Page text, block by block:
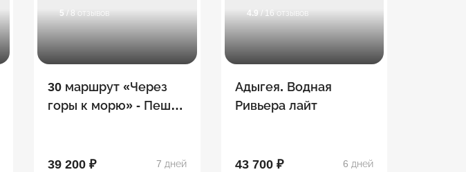
5 / 8 отзывов
30 маршрут «Через
горы к морю» - Пеший
39 200 ₽ 7 дней
4.9 / 16 отзывов
Адыгея. Водная
Ривьера лайт
43 700 ₽ 6 дней